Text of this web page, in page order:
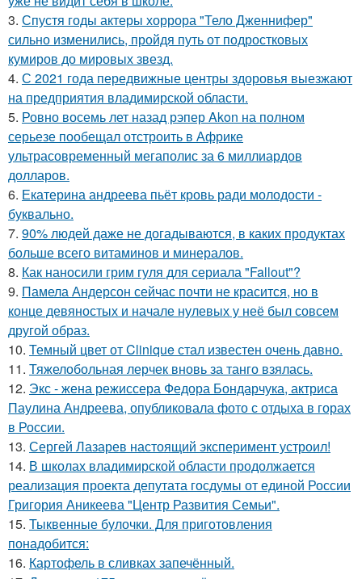
3. Спустя годы актеры хоррора "Тело Дженнифер"
сильно изменились, пройдя путь от подростковых
кумиров до мировых звезд.
4. С 2021 года передвижные центры здоровья выезжают
на предприятия владимирской области.
5. Ровно восемь лет назад рэпер Akon на полном
серьезе пообещал отстроить в Африке
ультрасовременный мегаполис за 6 миллиардов
долларов.
6. Екатерина андреева пьёт кровь ради молодости -
буквально.
7. 90% людей даже не догадываются, в каких продуктах
больше всего витаминов и минералов.
8. Как наносили грим гуля для сериала "Fallout"?
9. Памела Андерсон сейчас почти не красится, но в
конце девяностых и начале нулевых у неё был совсем
другой образ.
10. Темный цвет от Clinique стал известен очень давно.
11. Тяжелобольная лерчек вновь за танго взялась.
12. Экс - жена режиссера Федора Бондарчука, актриса
Паулина Андреева, опубликовала фото с отдыха в горах
в России.
13. Сергей Лазарев настоящий эксперимент устроил!
14. В школах владимирской области продолжается
реализация проекта депутата госдумы от единой России
Григория Аникеева "Центр Развития Семьи".
15. Тыквенные булочки. Для приготовления
понадобится:
16. Картофель в сливках запечённый.